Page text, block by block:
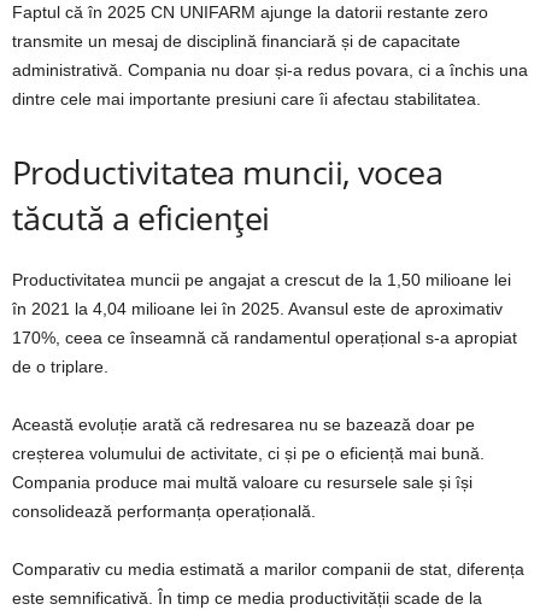
Faptul că în 2025 CN UNIFARM ajunge la datorii restante zero
transmite un mesaj de disciplină financiară și de capacitate
administrativă. Compania nu doar și-a redus povara, ci a închis una
dintre cele mai importante presiuni care îi afectau stabilitatea.
Productivitatea muncii, vocea
tăcută a eficienței
Productivitatea muncii pe angajat a crescut de la 1,50 milioane lei
în 2021 la 4,04 milioane lei în 2025. Avansul este de aproximativ
170%, ceea ce înseamnă că randamentul operațional s-a apropiat
de o triplare.
Această evoluție arată că redresarea nu se bazează doar pe
creșterea volumului de activitate, ci și pe o eficiență mai bună.
Compania produce mai multă valoare cu resursele sale și își
consolidează performanța operațională.
Comparativ cu media estimată a marilor companii de stat, diferența
este semnificativă. În timp ce media productivității scade de la